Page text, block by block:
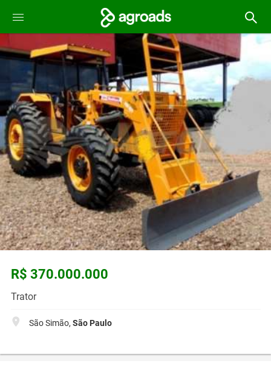
R$ 370.000.000
Trator
São Simão, São Paulo